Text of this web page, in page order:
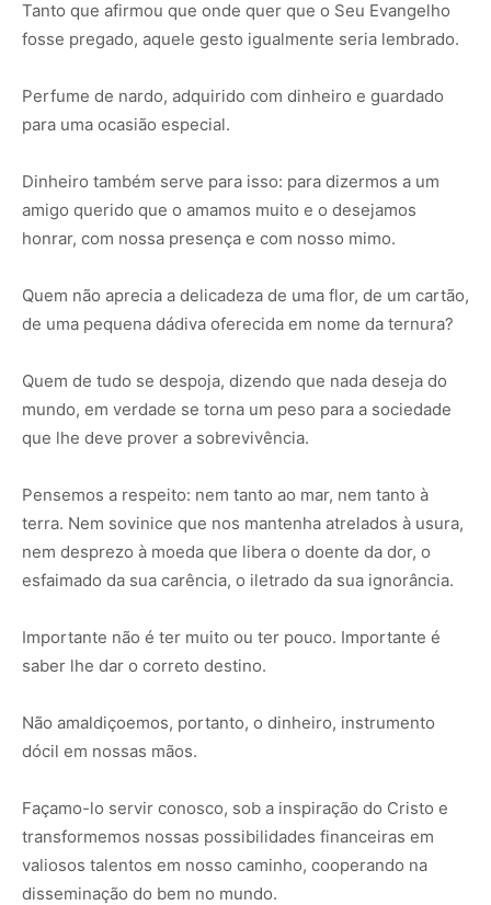
Tanto que afirmou que onde quer que o Seu Evangelho
fosse pregado, aquele gesto igualmente seria lembrado.
Perfume de nardo, adquirido com dinheiro e guardado
para uma ocasião especial.
Dinheiro também serve para isso: para dizermos a um
amigo querido que o amamos muito e o desejamos
honrar, com nossa presença e com nosso mimo.
Quem não aprecia a delicadeza de uma flor, de um cartão,
de uma pequena dádiva oferecida em nome da ternura?
Quem de tudo se despoja, dizendo que nada deseja do
mundo, em verdade se torna um peso para a sociedade
que lhe deve prover a sobrevivência.
Pensemos a respeito: nem tanto ao mar, nem tanto à
terra. Nem sovinice que nos mantenha atrelados à usura,
nem desprezo à moeda que libera o doente da dor, o
esfaimado da sua carência, o iletrado da sua ignorância.
Importante não é ter muito ou ter pouco. Importante é
saber lhe dar o correto destino.
Não amaldiçoemos, portanto, o dinheiro, instrumento
dócil em nossas mãos.
Façamo-lo servir conosco, sob a inspiração do Cristo e
transformemos nossas possibilidades financeiras em
valiosos talentos em nosso caminho, cooperando na
disseminação do bem no mundo.